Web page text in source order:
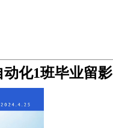
化1班毕业留影